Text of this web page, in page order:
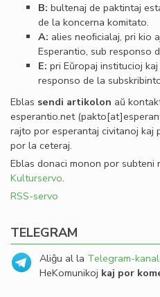
B: bultenaj de paktintaj
de la koncerna komitato.
A: alies neoﬁcialaj, pri kio
Esperantio, sub responso
E: pri Eŭropaj institucioj
responso de la
Eblas sendi artikolon aŭ
esperantio.net
rajto por esperantaj civitanoj kaj
por la ceteraj.
Eblas donaci monon por subteni
Kulturservo.
RSS-servo
TELEGRAM
Aliĝu al la Telegram-
HeKomunikoj kaj por